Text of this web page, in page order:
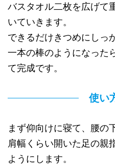
バスタオル二枚を広げて
いていきます。
できるだけきつめにしっ
一本の棒のようになった
て完成です。
使い
まず仰向けに寝て、腰の
肩幅くらい開いた足の親
ようにします。